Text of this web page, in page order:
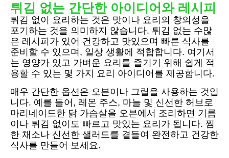
튀김 없는 간단한 아이디어와 레시피
튀김 없이 요리하는 것은 맛이나 요리의 창의성을
포기하는 것을 의미하지 않습니다. 튀김 없는 수많
은 레시피가 있어 건강하고 맛있으며 빠른 식사를
준비할 수 있으며, 일상 생활에 적합합니다. 여기서
는 영양가 있고 가벼운 요리를 즐기기 위해 쉽게 적
용할 수 있는 몇 가지 요리 아이디어를 제공합니다.
매우 간단한 옵션은 오븐이나 그릴을 사용하는 것입
니다. 예를 들어, 레몬 주스, 마늘 및 신선한 허브로
마리네이드한 닭 가슴살을 오븐에서 조리하면 기름
이나 튀김 없이도 빠르고 맛있는 요리가 됩니다. 찜
한 채소나 신선한 샐러드를 곁들여 완전하고 건강한
식사를 만들어 보세요.